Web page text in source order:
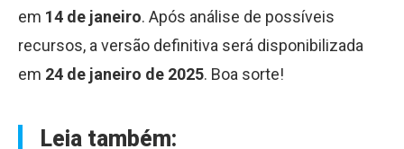
em 14 de janeiro. Após análise de possíveis
recursos, a versão definitiva será disponibilizada
em 24 de janeiro de 2025. Boa sorte!
Leia também: